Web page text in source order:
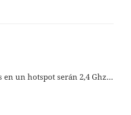
en un hotspot serán 2,4 Ghz…